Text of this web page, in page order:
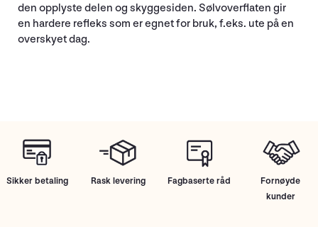
den opplyste delen og skyggesiden. Sølvoverflaten gir
en hardere refleks som er egnet for bruk, f.eks. ute på en
overskyet dag.
Sikker betaling Rask levering Fagbaserte råd
Fornøyde
kunder